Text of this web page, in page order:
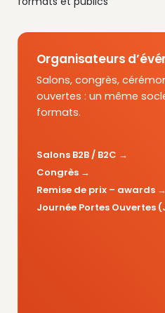
Organisateurs
Salons, congrès,
ouvertes : un même
formats.
Salons B2B / B2C
Congrès
Remise de prix – awards
Journée Portes Ouvertes